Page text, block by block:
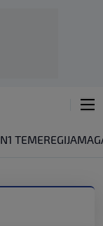
N1 TEMEREGIJA